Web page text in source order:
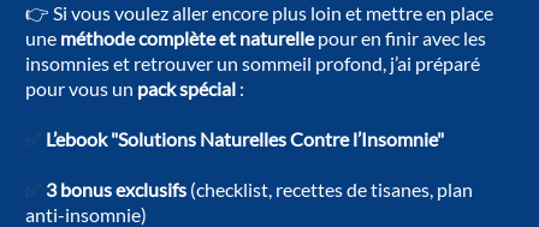
👉 Si vous voulez aller encore plus loin et mettre en place
une méthode complète et naturellepour en finir avec les
insomnies et retrouver un sommeil profond, j’ai préparé
pour vous un pack spécial :
✅ L’ebook "Solutions Naturelles Contre l’Insomnie"
✅ 3 bonus exclusifs (checklist, recettes de tisanes, plan
anti-insomnie)